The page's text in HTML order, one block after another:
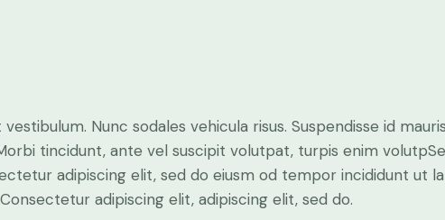
Nunc sodales vehicula risus. Suspendisse id
tincidunt, ante vel suscipit volutpat, turpis enim
adipiscing elit, sed do eiusm od tempor incididunt ut
adipiscing elit, adipiscing elit, sed do.